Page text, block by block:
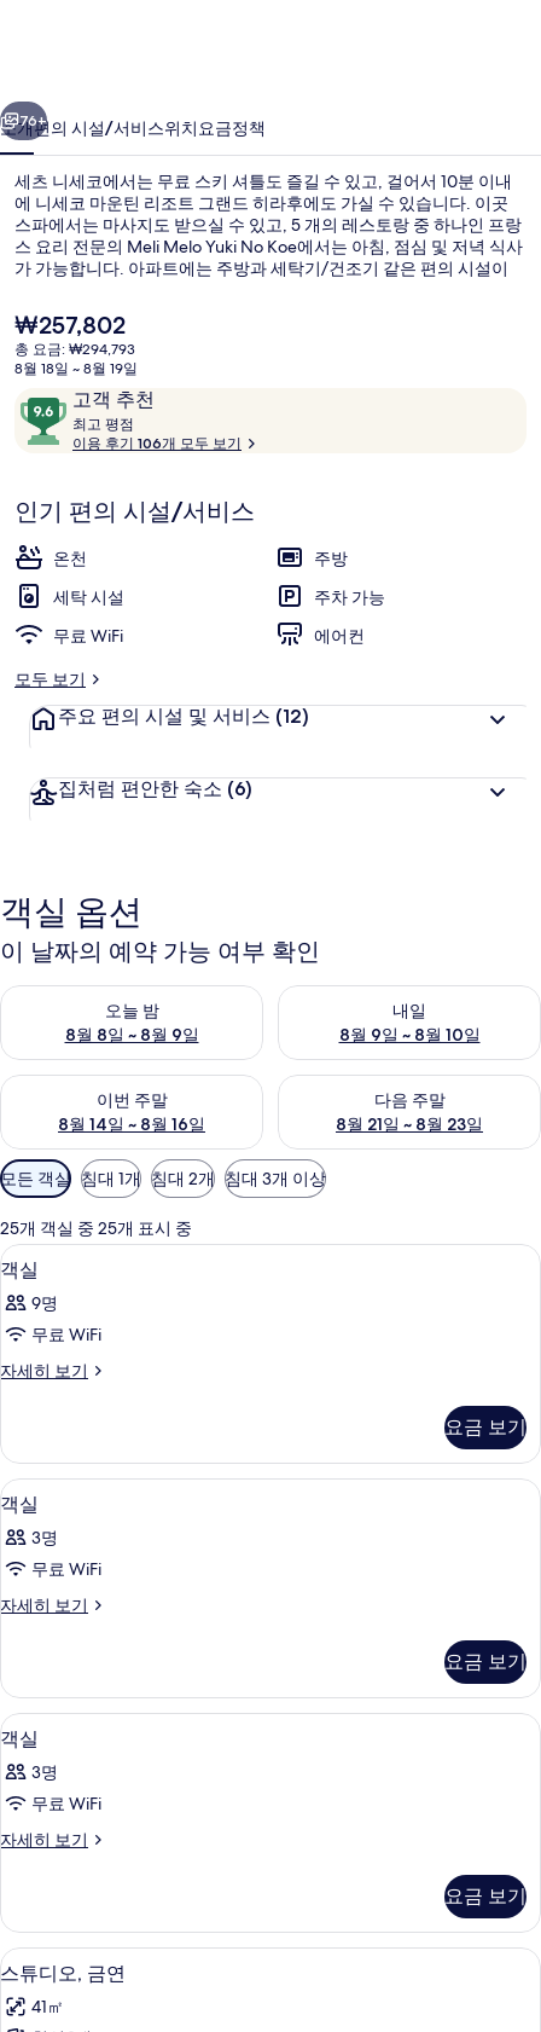
진
갤
러
리
76+
소개편의 시설/서비스위치요금정책
세츠 니세코에서는 무료 스키 셔틀도 즐길 수 있고, 걸어서 10분 이내
에 니세코 마운틴 리조트 그랜드 히라후에도 가실 수 있습니다. 이곳
스파에서는 마사지도 받으실 수 있고, 5 개의 레스토랑 중 하나인 프랑
스 요리 전문의 Meli Melo Yuki No Koe에서는 아침, 점심 및 저녁 식사
가 가능합니다. 아파트에는 주방과 세탁기/건조기 같은 편의 시설이
키 보관 시설 및 스키 장비 대여소도 제공됩니다. 많은 분들이 이곳의
친절한 고객 서비스에 대단히 만족하셨어요.
현
재
가
은
₩257,802
₩257,802
총 요금: ₩294,793
8월 18일 ~ 8월 19일
이
용
후
고객 추천
10
점
만
중
9.6
점,
객
추
최고 평점
고
점
이용 후기 106개 모두 보기
인기 편의 시설/서비스
온천
주방
세탁 시설
주차 가능
무료 WiFi
에어컨
모두 보기
주요 편의 시설 및 서비스 (12)
집처럼 편안한 숙소 (6)
객실 옵션
이 날짜의 예약 가능 여부 확인
오늘 밤
8월 8일 ~ 8월 9일
오늘 밤 예약 가능 여부 확인, 8월 8일 ~ 8월 9일
내일
8월 9일 ~ 8월 10일
내일 예약 가능 여부 확인, 8월
이번 주말
8월 14일 ~ 8월 16일
이번 주말 예약 가능 여부 확인, 8월 14일 ~ 8월 16일
다음 주말
8월 21일 ~ 8월 23일
다음 주말 예약 가능 여부 확인
객
실
에
사
용
가
능
필
모든 객실 침대 1개 침대 2개 침대 3개 이상
25개 객실 중 25개 표시 중
객
실
사
모
보
기
1
객실
9명
무료 WiFi
자세히 보기
객
히
보
기
요금 보기
객
실
사
모
보
기
객실 내 금고, 다리미/다리미판, 무료
2
객실
3명
무료 WiFi
자세히 보기
객
히
보
기
요금 보기
객
실
사
모
보
기
객실 내 금고, 다리미/다리미판, 무료
2
객실
3명
무료 WiFi
자세히 보기
객
히
보
기
요금 보기
스
튜
디
스튜디오, 금연 | 거실 공간 | 평면 TV,
3
스튜디오, 금연
41㎡